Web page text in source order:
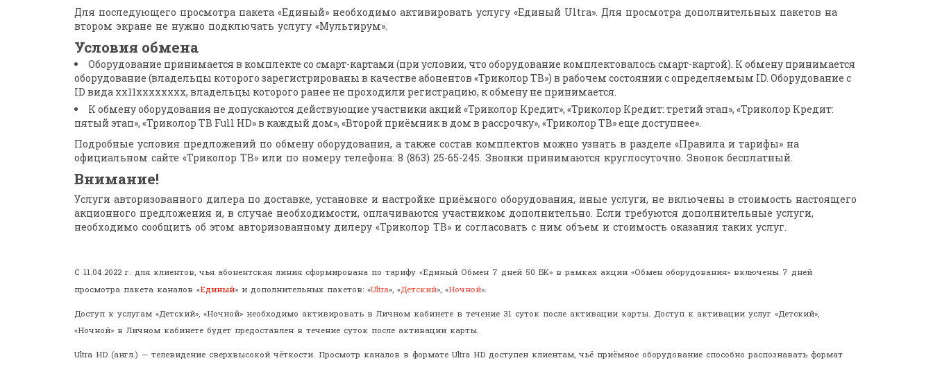
Для последующего просмотра пакета «Единый» необходимо активировать услугу «Единый Ultra». Для просмотра дополнительных пакетов на
втором экране не нужно подключать услугу «Мультирум».
Условия обмена
Оборудование принимается в комплекте со смарт-картами (при условии, что оборудование комплектовалось смарт-картой). К обмену принимается
оборудование (владельцы которого зарегистрированы в качестве абонентов «Триколор ТВ») в рабочем состоянии с определяемым ID. Оборудование с
ID вида хх11хххххххх, владельцы которого ранее не проходили регистрацию, к обмену не принимается.
К обмену оборудования не допускаются действующие участники акций «Триколор Кредит», «Триколор Кредит: третий этап», «Триколор Кредит:
пятый этап», «Триколор ТВ Full HD» в каждый дом», «Второй приёмник в дом в рассрочку», «Триколор ТВ» еще доступнее».
Подробные условия предложений по обмену оборудования, а также состав комплектов можно узнать в разделе «Правила и тарифы» на
официальном сайте «Триколор ТВ» или по номеру телефона: 8 (863) 25-65-245. Звонки принимаются круглосуточно. Звонок бесплатный.
Внимание!
Услуги авторизованного дилера по доставке, установке и настройке приёмного оборудования, иные услуги, не включены в стоимость настоящего
акционного предложения и, в случае необходимости, оплачиваются участником дополнительно. Если требуются дополнительные услуги,
необходимо сообщить об этом авторизованному дилеру «Триколор ТВ» и согласовать с ним объем и стоимость оказания таких услуг.
С 11.04.2022 г. для клиентов, чья абонентская линия сформирована по тарифу «Единый Обмен 7 дней 50 БК» в рамках акции «Обмен оборудования» включены 7 дней
просмотра пакета каналов «Единый» и дополнительных пакетов: «Ultra», «Детский», «Ночной».
Доступ к услугам «Детский», «Ночной» необходимо активировать в Личном кабинете в течение 31 суток после активации карты. Доступ к активации услуг «Детский»,
«Ночной» в Личном кабинете будет предоставлен в течение суток после активации карты.
Ultra HD (англ.) — телевидение сверхвысокой чёткости. Просмотр каналов в формате Ultra HD доступен клиентам, чьё приёмное оборудование способно распознавать формат